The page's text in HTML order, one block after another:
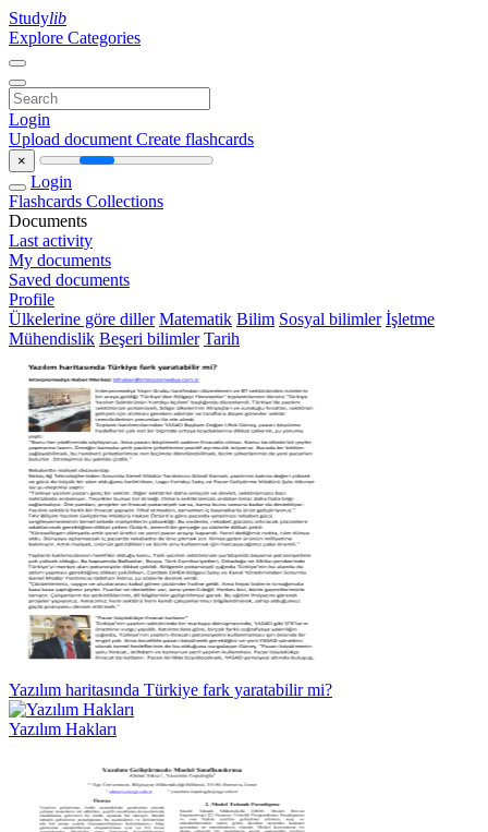
Studylib
Explore Categories
Login
Upload document Create flashcards
×
Login
Flashcards Collections
Documents
Last activity
My documents
Saved documents
Profile
Ülkelerine göre diller Matematik Bilim Sosyal bilimler İşletme
Mühendislik Beşeri bilimler Tarih
Yazılım haritasında Türkiye fark yaratabilir mi?
Yazılım Hakları